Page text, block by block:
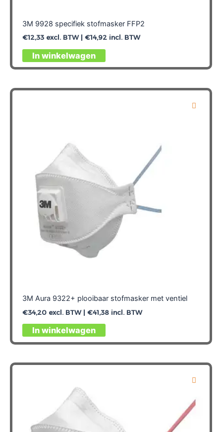
3M 9928 specifiek stofmasker FFP2
€12,33excl. BTW | €14,92incl. BTW
In winkelwagen
3M Aura 9322+ plooibaar stofmasker met ventiel
€34,20excl. BTW | €41,38incl. BTW
In winkelwagen